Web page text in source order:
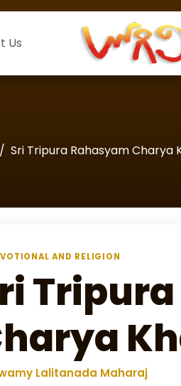
Us
Sri Tripura Rahasyam Charya
AND RELIGION
Lalitanada Maharaj